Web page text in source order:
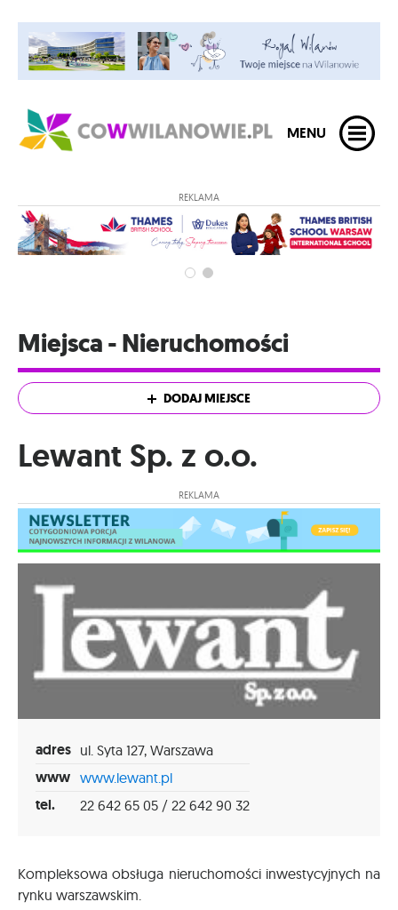
MENU
REKLAMA
Miejsca - Nieruchomości
DODAJ MIEJSCE
Lewant Sp. z o.o.
REKLAMA
adres ul. Syta 127, Warszawa
www www.lewant.pl
tel. 22 642 65 05 / 22 642 90 32
Kompleksowa obsługa nieruchomości inwestycyjnych na
rynku warszawskim.